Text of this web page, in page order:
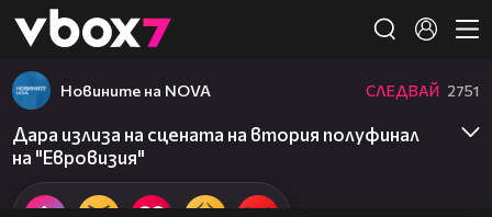
👾
Новините на NOVA СЛЕДВАЙ 2751
Дара излиза на сцената на втория полуфинал
на "Евровизия"